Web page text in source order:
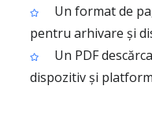
Un format de
pentru arhivare și
Un PDF
dispozitiv și